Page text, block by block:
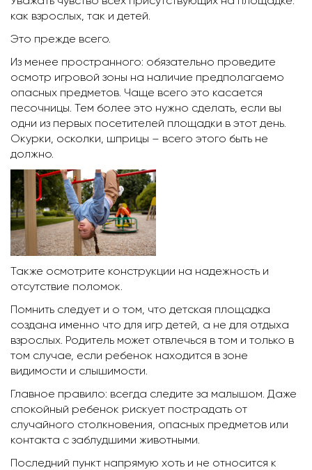
как взрослых, так и детей.
Это прежде всего.
Из менее пространного: обязательно проведите
осмотр игровой зоны на наличие предполагаемо
опасных предметов. Чаще всего это касается
песочницы. Тем более это нужно сделать, если вы
одни из первых посетителей площадки в этот день.
Окурки, осколки, шприцы – всего этого быть не
должно.
Также осмотрите конструкции на надежность и
отсутствие поломок.
Помнить следует и о том, что детская площадка
создана именно что для игр детей, а не для отдыха
взрослых. Родитель может отвлечься в том и только в
том случае, если ребенок находится в зоне
видимости и слышимости.
Главное правило: всегда следите за малышом. Даже
спокойный ребенок рискует пострадать от
случайного столкновения, опасных предметов или
контакта с заблудшими животными.
Последний пункт напрямую хоть и не относится к